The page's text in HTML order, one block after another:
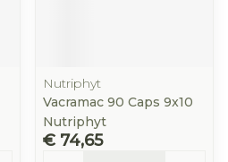
Nutriphyt
Vacramac 90 Caps 9x10
Nutriphyt
€ 74,65